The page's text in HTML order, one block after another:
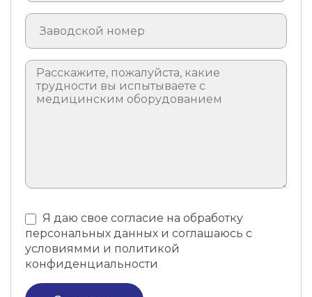
Я даю свое согласие на обработку
персональных данных и соглашаюсь с
условиямми и политикой
конфиденциальности